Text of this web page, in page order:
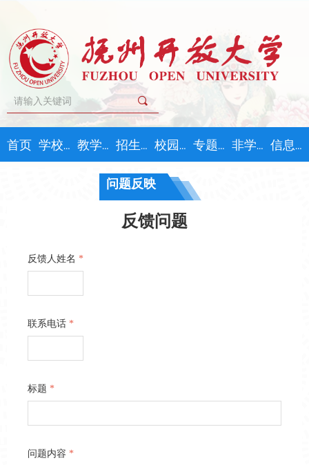
끠
首页 学校概况 教学教务 招生指南 校园文化 专题学习 非学历教育 信息公开
问题反映
反馈问题
反馈人姓名 *
联系电话 *
标题 *
问题内容 *